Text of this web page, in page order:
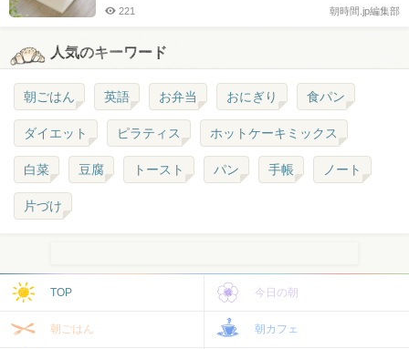
朝時間.jp編集部
221
人気のキーワード
朝ごはん 英語 お弁当 おにぎり 食パン
ダイエット ピラティス ホットケーキミックス
白菜 豆腐 トースト パン 手帳 ノート
片づけ
TOP 今日の朝
朝ごはん 朝カフェ